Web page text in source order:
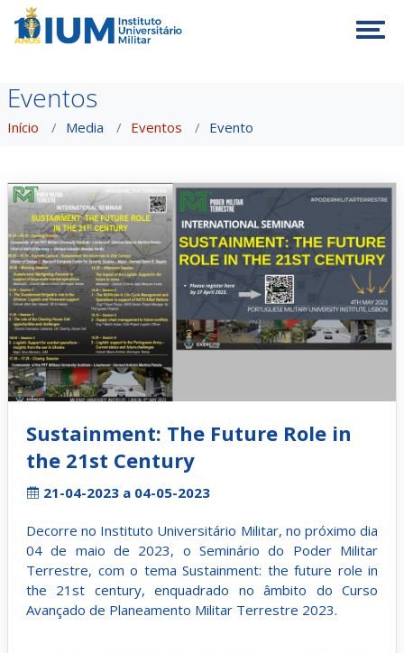
Eventos
Início Media Eventos Evento
Sustainment: The Future Role in
the 21st Century
21-04-2023 a 04-05-2023
Decorre no Instituto Universitário Militar, no próximo dia
04 de maio de 2023, o Seminário do Poder Militar
Terrestre, com o tema Sustainment: the future role in
the 21st century, enquadrado no âmbito do Curso
Avançado de Planeamento Militar Terrestre 2023.